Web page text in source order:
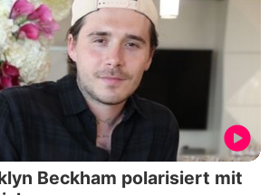
Beckham polarisiert mit